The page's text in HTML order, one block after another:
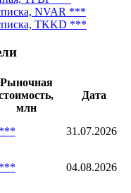
TFBF ***
NVAR ***
Рыночная